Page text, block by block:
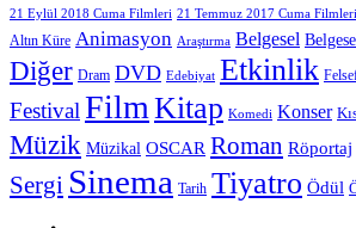
21 Eylül 2018 Cuma Filmleri 21 Temmuz 2017 Cuma Filmleri
Altın Küre Animasyon Araştırma Belgesel
Diğer Dram DVD Edebiyat Etkinlik
Festival Film Kitap Komedi Konser
Müzik Müzikal OSCAR Roman Röportaj
Sergi Sinema Tarih Tiyatro Ödül